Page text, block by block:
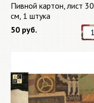
Пивной картон, лист
cм, 1 штука
50 руб.